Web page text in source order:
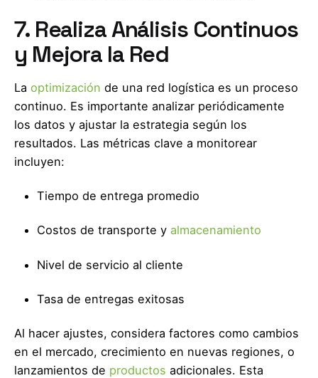
7. Realiza Análisis Continuos
y Mejora la Red
La optimización de una red logística es un proceso
continuo. Es importante analizar periódicamente
los datos y ajustar la estrategia según los
resultados. Las métricas clave a monitorear
incluyen:
Tiempo de entrega promedio
Costos de transporte y almacenamiento
Nivel de servicio al cliente
Tasa de entregas exitosas
Al hacer ajustes, considera factores como cambios
en el mercado, crecimiento en nuevas regiones, o
lanzamientos de productos adicionales. Esta